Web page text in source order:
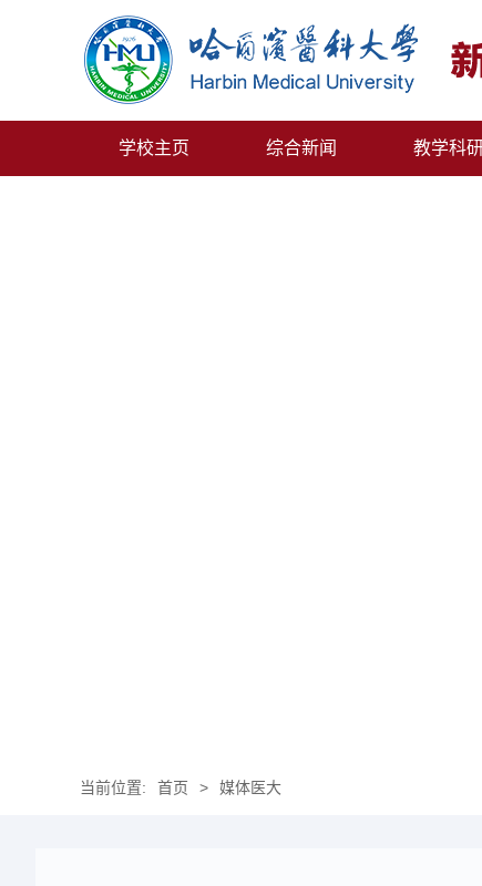
学校主页 综合新闻 教学科
当前位置: 首页 > 媒体医大